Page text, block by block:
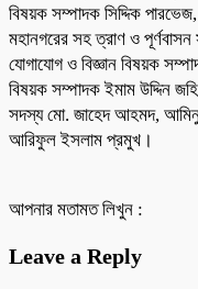
বিষয়ক সম্পাদক সিদ্দিক
মহানগরের সহ ত্রাণ ও
যোগাযোগ ও বিজ্ঞান বিষয়ক
বিষয়ক সম্পাদক ইমাম উদ্দিন
সদস্য মো. জাহেদ আহমদ,
আরিফুল ইসলাম প্রমুখ।
আপনার মতামত লিখুন :
Leave a Reply